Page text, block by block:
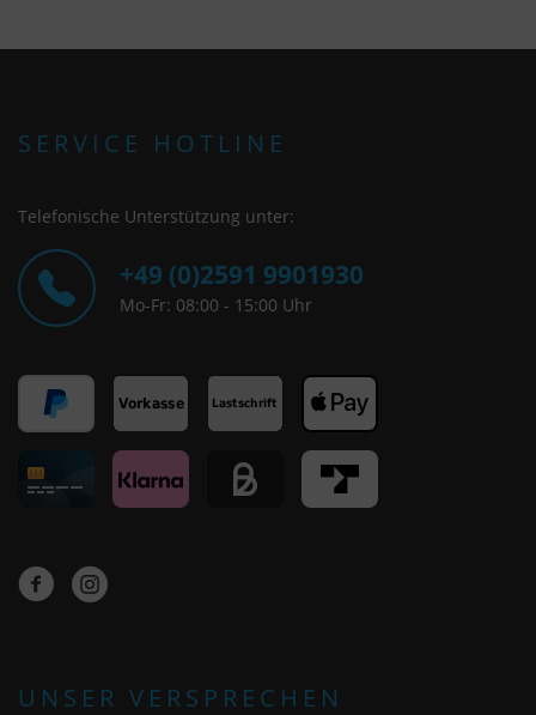
SERVICE HOTLINE
Telefonische Unterstützung unter:
+49 (0)2591 9901930
Mo-Fr: 08:00 - 15:00 Uhr
UNSER VERSPRECHEN